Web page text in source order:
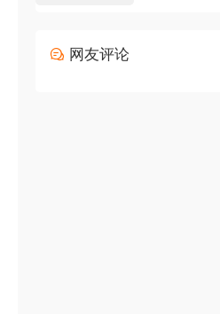
网友评论